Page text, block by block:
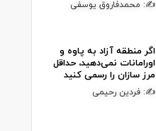
✍: محمدفاروق یوسفی
اگر منطقه آزاد به پاوه و
اورامانات نمی‌دهید، حداقل
مرز سازان را رسمی کنید
✍: فردین رحیمی